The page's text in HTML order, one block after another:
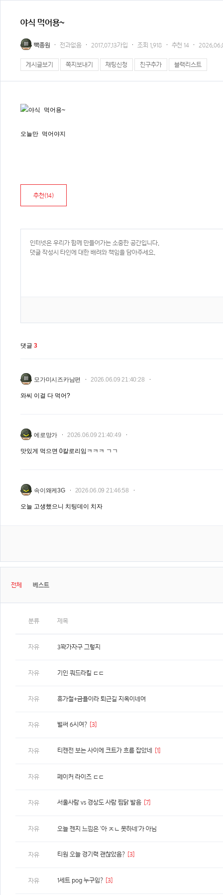
야식 먹어용~
빽종원 전과없음 2017.07.13가입 조회 1,918 추천 14
게시글보기 쪽지보내기 채팅신청 친구추가 블랙리스트
오늘만 먹어야지
추천(14)
댓글 3
모가미시즈카남편 2026.06.09 21:40:28
와씨 이걸 다 먹어?
에로망가 2026.06.09 21:40:49
맛있게 먹으면 0칼로리임ㅋㅋㅋ ㄱㄱ
속이왜케3G 2026.06.09 21:46:58
오늘 고생했으니 치팅데이 치자
전체 베스트
분류 제목
자유 3꽉가자구 그렇지
자유 기인 쿼드라킬 ㄷㄷ
자유 휴가철+금욜이라 퇴근길 지옥이네여
자유 벌써 6시여? [3]
자유 티젠전 보는 사이에 크트가 흐름 잡았네 [1]
자유 페이커 라이즈 ㄷㄷ
자유 서울사람 vs 경상도 사람 찜닭 발음 [7]
자유 오늘 젠지 느낌은 '아 ㅈㄴ 못하네'가 아님
자유 티원 오늘 경기력 괜찮았음? [3]
자유 1세트 pog 누구임? [3]